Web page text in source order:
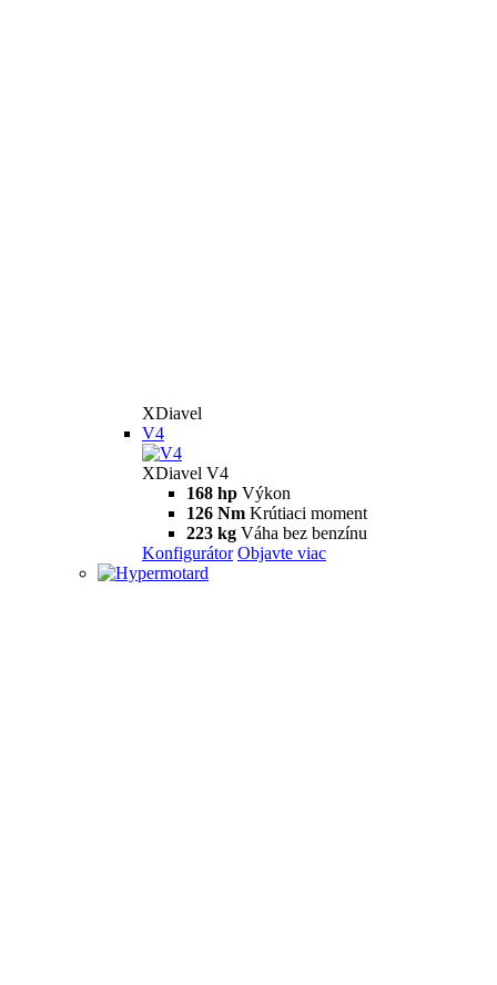
XDiavel
V4
XDiavel V4
168 hp Výkon
126 Nm Krútiaci moment
223 kg Váha bez benzínu
Konfigurátor Objavte viac